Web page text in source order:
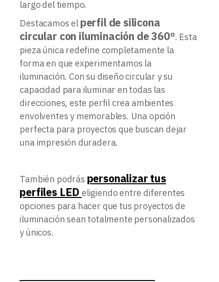
largo del tiempo.
Destacamos el perfil de silicona
circular con iluminación de 360º. Esta
pieza única redefine completamente la
forma en que experimentamos la
iluminación. Con su diseño circular y su
capacidad para iluminar en todas las
direcciones, este perfil crea ambientes
envolventes y memorables. Una opción
perfecta para proyectos que buscan dejar
una impresión duradera.
También podrás personalizar tus
perfiles LED eligiendo entre diferentes
opciones para hacer que tus proyectos de
iluminación sean totalmente personalizados
y únicos.